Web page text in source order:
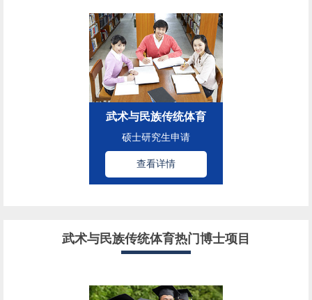
武术与民族传统体育
硕士研究生申请
查看详情
武术与民族传统体育热门博士项目